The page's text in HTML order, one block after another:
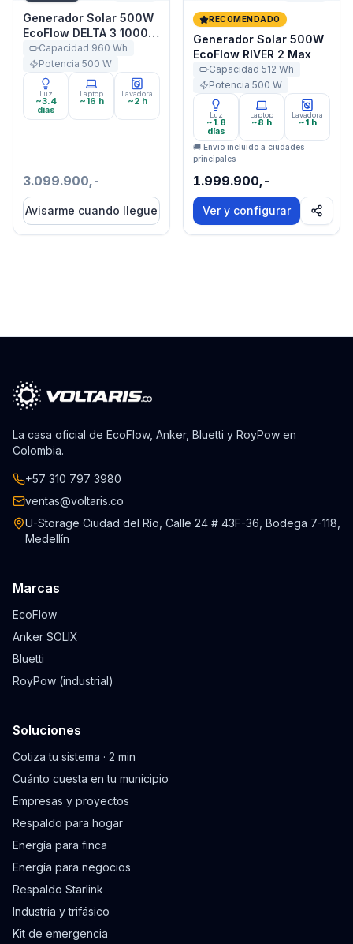
Generador Solar 500W
EcoFlow DELTA 3 1000
AirCapacidad 960 Wh
Potencia 500 W
Luz
~3.4
días
Laptop
~16 h
Lavadora
~2 h
3.099.900,-
Avisarme cuando llegue
RECOMENDADO
Generador Solar 500W
EcoFlow RIVER 2 Max
Capacidad 512 Wh
Potencia 500 W
Luz
~1.8
días
Laptop
~8 h
Lavadora
~1 h
🚚 Envío incluido a ciudades
principales
1.999.900,-
Ver y configurar
La casa oficial de EcoFlow, Anker, Bluetti y RoyPow en
Colombia.
+57 310 797 3980
ventas@voltaris.co
U-Storage Ciudad del Río, Calle 24 # 43F-36, Bodega 7-118,
Medellín
Marcas
EcoFlow
Anker SOLIX
Bluetti
RoyPow (industrial)
Soluciones
Cotiza tu sistema · 2 min
Cuánto cuesta en tu municipio
Empresas y proyectos
Respaldo para hogar
Energía para finca
Energía para negocios
Respaldo Starlink
Industria y trifásico
Kit de emergencia